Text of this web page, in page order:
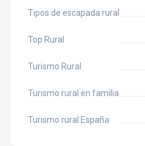
Tipos de escapada rural
Top Rural
Turismo Rural
Turismo rural en familia
Turismo rural España